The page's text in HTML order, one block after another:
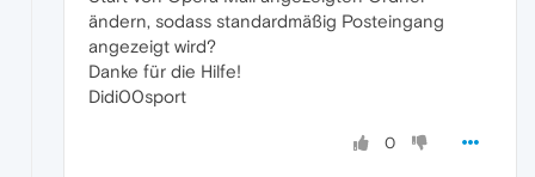
ändern, sodass standardmäßig Posteingang
angezeigt wird?
Danke für die Hilfe!
Didi00sport
0